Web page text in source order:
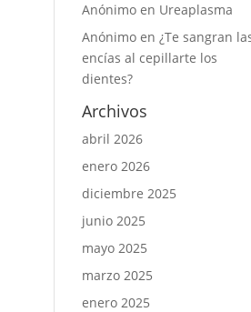
Anónimo en Ureaplasma
Anónimo en¿Te sangran
encías al cepillarte los
dientes?
Archivos
abril 2026
enero 2026
diciembre 2025
junio 2025
mayo 2025
marzo 2025
enero 2025